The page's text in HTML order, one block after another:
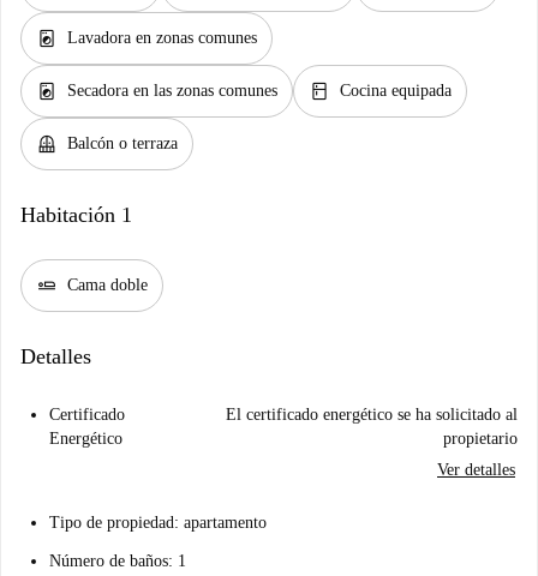
local_laundry_service Lavadora en zonas comunes
local_laundry_service Secadora en las zonas comunes kitchen Cocina equipada
balcony Balcón o terraza
Habitación 1
airline_seat_flat Cama doble
Detalles
Certificado
Energético
El certificado energético se ha solicitado al
propietario
Ver detalles
Tipo de propiedad: apartamento
Número de baños: 1